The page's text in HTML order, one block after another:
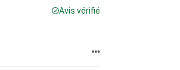
Avis vérifié